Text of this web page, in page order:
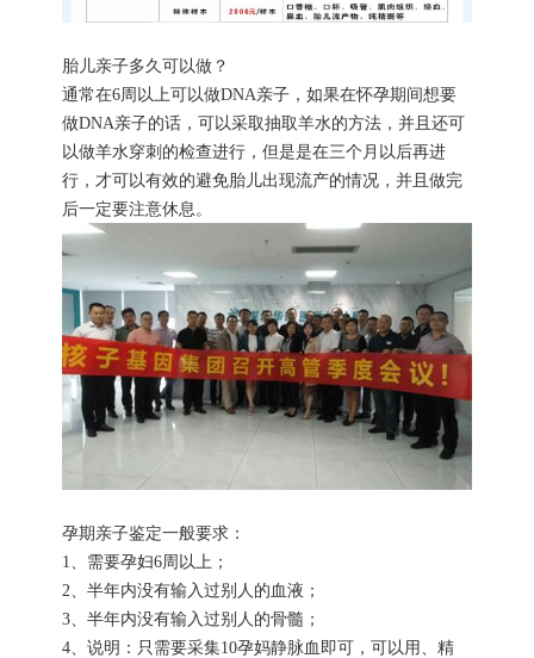
胎儿亲子多久可以做？
通常在6周以上可以做DNA亲子，如果在怀孕期间想要
做DNA亲子的话，可以采取抽取羊水的方法，并且还可
以做羊水穿刺的检查进行，但是是在三个月以后再进
行，才可以有效的避免胎儿出现流产的情况，并且做完
后一定要注意休息。
孕期亲子鉴定一般要求：
1、需要孕妇6周以上；
2、半年内没有输入过别人的血液；
3、半年内没有输入过别人的骨髓；
4、说明：只需要采集10孕妈静脉血即可，可以用、精